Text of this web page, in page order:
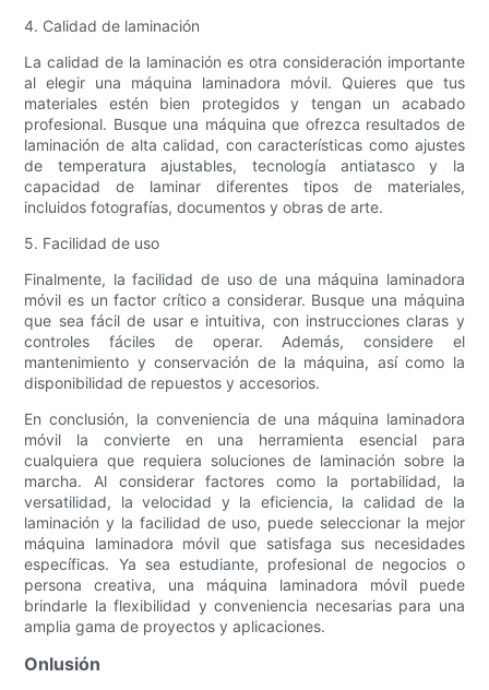
4. Calidad de laminación
La calidad de la laminación es otra consideración importante
al elegir una máquina laminadora móvil. Quieres que tus
materiales estén bien protegidos y tengan un acabado
profesional. Busque una máquina que ofrezca resultados de
laminación de alta calidad, con características como ajustes
de temperatura ajustables, tecnología antiatasco y la
capacidad de laminar diferentes tipos de materiales,
incluidos fotografías, documentos y obras de arte.
5. Facilidad de uso
Finalmente, la facilidad de uso de una máquina laminadora
móvil es un factor crítico a considerar. Busque una máquina
que sea fácil de usar e intuitiva, con instrucciones claras y
controles fáciles de operar. Además, considere el
mantenimiento y conservación de la máquina, así como la
disponibilidad de repuestos y accesorios.
En conclusión, la conveniencia de una máquina laminadora
móvil la convierte en una herramienta esencial para
cualquiera que requiera soluciones de laminación sobre la
marcha. Al considerar factores como la portabilidad, la
versatilidad, la velocidad y la eficiencia, la calidad de la
laminación y la facilidad de uso, puede seleccionar la mejor
máquina laminadora móvil que satisfaga sus necesidades
específicas. Ya sea estudiante, profesional de negocios o
persona creativa, una máquina laminadora móvil puede
brindarle la flexibilidad y conveniencia necesarias para una
amplia gama de proyectos y aplicaciones.
Onlusión